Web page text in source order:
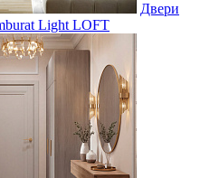
Двери
Light LOFT